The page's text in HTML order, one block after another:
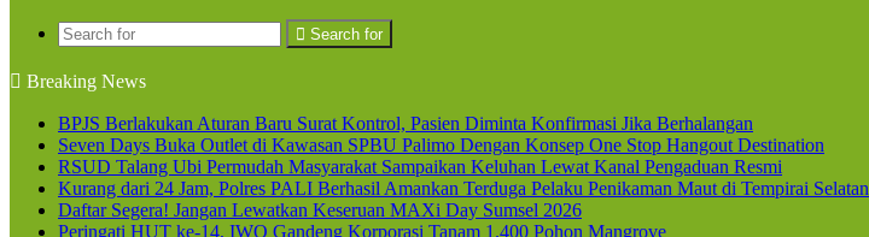
Search for
Breaking News
BPJS Berlakukan Aturan Baru Surat Kontrol, Pasien Diminta Konfirmasi Jika Berhalangan
Seven Days Buka Outlet di Kawasan SPBU Palimo Dengan Konsep One Stop Hangout Destination
RSUD Talang Ubi Permudah Masyarakat Sampaikan Keluhan Lewat Kanal Pengaduan Resmi
Kurang dari 24 Jam, Polres PALI Berhasil Amankan Terduga Pelaku Penikaman Maut di Tempirai Selatan
Daftar Segera! Jangan Lewatkan Keseruan MAXi Day Sumsel 2026
Peringati HUT ke-14, IWO Gandeng Korporasi Tanam 1.400 Pohon Mangrove